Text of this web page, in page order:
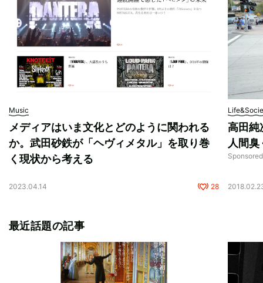
Music
メディアはいま文化とどのように関われる
か。武田砂鉄が「ヘヴィメタル」を取り巻
く現状から考える
2023.04.14 28
高田純
人間
最近話題の記事